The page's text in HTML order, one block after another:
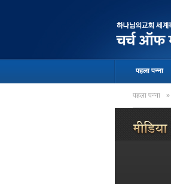
पहला पन्ना
पहला पन्ना »